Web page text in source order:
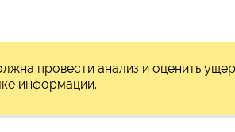
провести анализ и оценить
информации.